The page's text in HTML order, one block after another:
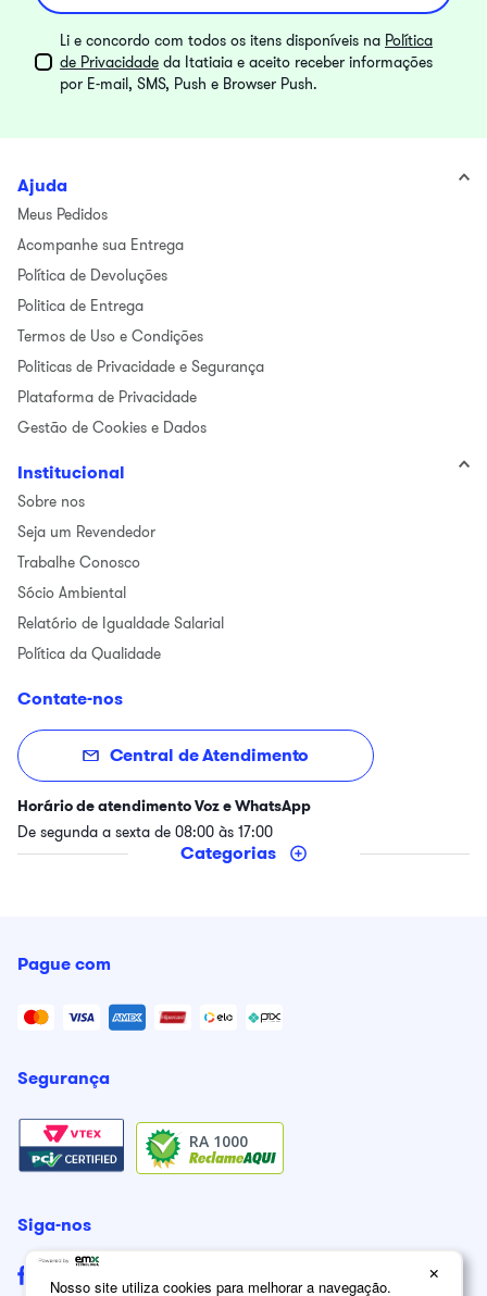
Li e concordo com todos os itens disponíveis na Política
de Privacidade da Itatiaia e aceito receber informações
por E-mail, SMS, Push e Browser Push.
Ajuda
Meus Pedidos
Acompanhe sua Entrega
Política de Devoluções
Politica de Entrega
Termos de Uso e Condições
Politicas de Privacidade e Segurança
Plataforma de Privacidade
Gestão de Cookies e Dados
Institucional
Sobre nos
Seja um Revendedor
Trabalhe Conosco
Sócio Ambiental
Relatório de Igualdade Salarial
Política da Qualidade
Contate-nos
Central de Atendimento
Horário de atendimento Voz e WhatsApp
De segunda a sexta de 08:00 às 17:00
Categorias
Pague com
Segurança
RA 1000
Siga-nos
×
Nosso site utiliza cookies para melhorar a navegação.